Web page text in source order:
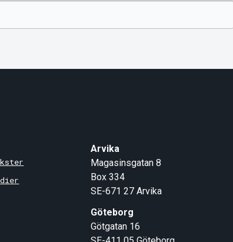
Arvika
Magasinsgatan 8
Box 334
SE-671 27 Arvika
Göteborg
Götgatan 16